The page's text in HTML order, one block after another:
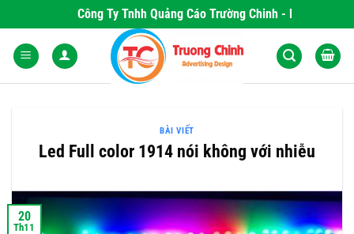
to
content
Công Ty Tnhh Quảng Cáo Trường Chinh - Nơi Khơi
BÀI VIẾT
Led Full color 1914 nói không với nhiễu
20
Th11